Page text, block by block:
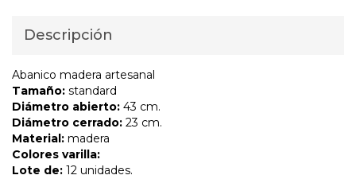
Descripción
Abanico madera artesanal
Tamaño: standard
Diámetro abierto: 43 cm.
Diámetro cerrado: 23 cm.
Material: madera
Colores varilla:
Lote de: 12 unidades.